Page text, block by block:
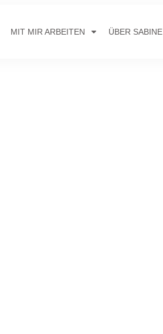
MIT MIR ARBEITEN ÜBER SABINE